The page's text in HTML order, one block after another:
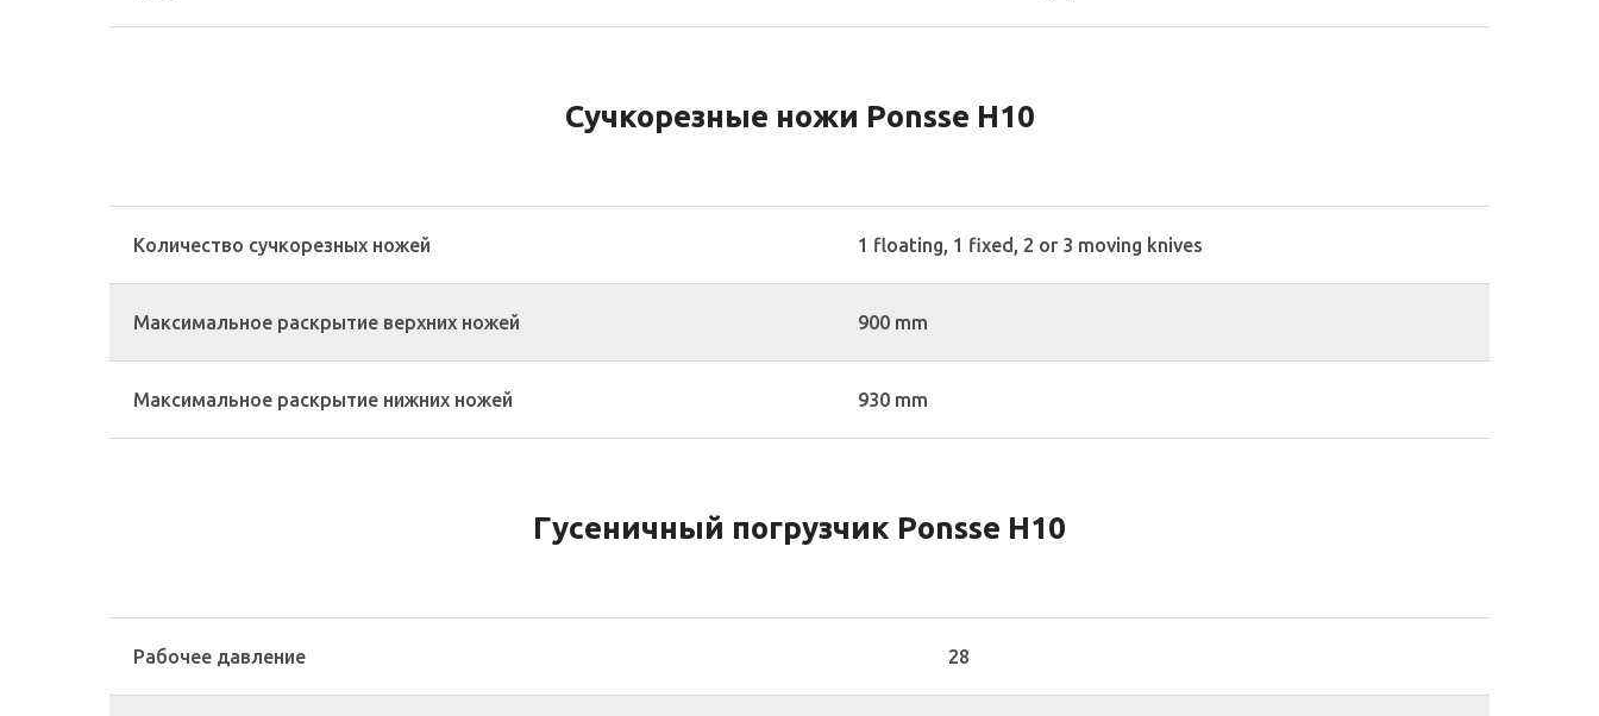
Сучкорезные ножи Ponsse H10
Количество сучкорезных ножей 1 floating, 1 fixed, 2 or 3 moving knives
Максимальное раскрытие верхних ножей 900 mm
Максимальное раскрытие нижних ножей 930 mm
Гусеничный погрузчик Ponsse H10
Рабочее давление 28